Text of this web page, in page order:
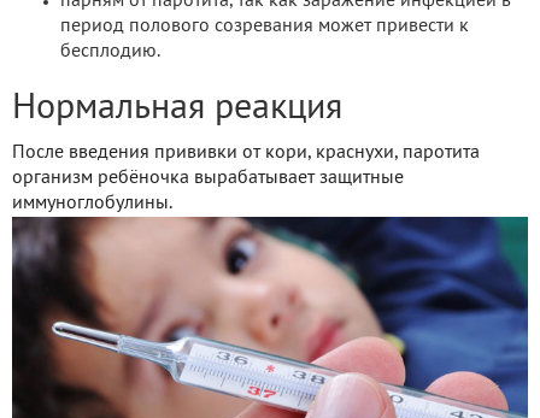
период полового созревания может привести к
бесплодию.
Нормальная реакция
После введения прививки от кори, краснухи, паротита
организм ребёночка вырабатывает защитные
иммуноглобулины.